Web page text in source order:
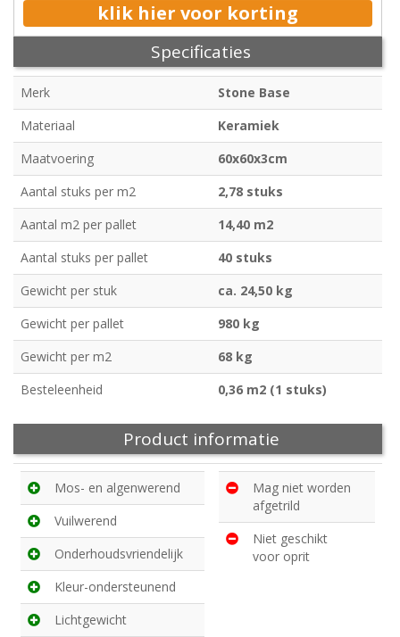
klik hier voor korting
Specificaties
Merk
Stone Base
Materiaal
Keramiek
Maatvoering
60x60x3cm
Aantal stuks per m2
2,78 stuks
Aantal m2 per pallet
14,40 m2
Aantal stuks per pallet
40 stuks
Gewicht per stuk
ca. 24,50 kg
Gewicht per pallet
980 kg
Gewicht per m2
68 kg
Besteleenheid
0,36 m2 (1 stuks)
Product informatie
Mos- en algenwerend
Vuilwerend
Onderhoudsvriendelijk
Kleur-ondersteunend
Lichtgewicht
Mag niet worden
afgetrild
Niet geschikt
voor oprit